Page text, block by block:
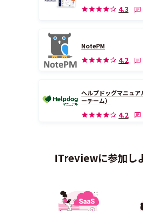
4.3
NotePM
4.2
ヘルプドッグマニュア
ーチーム）
4.2
ITreviewに参加し